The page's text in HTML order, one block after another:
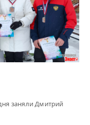
заняли Дмитрий